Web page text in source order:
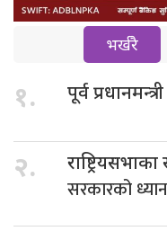
भर्खरै
१. पूर्व प्रधानमन्त्री
२.
सरकारको